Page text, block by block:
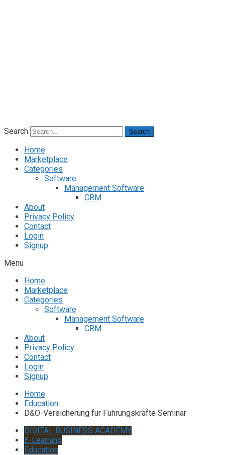
Search Search
Home
Marketplace
Categories
Software
Management Software
CRM
About
Privacy Policy
Contact
Login
Signup
Menu
Home
Marketplace
Categories
Software
Management Software
CRM
About
Privacy Policy
Contact
Login
Signup
Home
Education
D&O-Versicherung für Führungskräfte Seminar
DIGITAL BUSINESS ACADEMY
E-Learning
Education